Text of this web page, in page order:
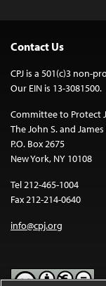
Contact Us
CPJ is a 501(c)3 non-
Our EIN is 13-3081500.
Committee to Protect
The John S. and
P.O. Box 2675
New York, NY 10108
Tel 212-465-1004
Fax 212-214-0640
info@cpj.org